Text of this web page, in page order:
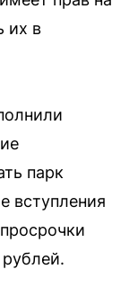
их в
парк
вступления